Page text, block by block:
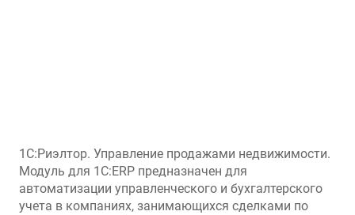
1С:Риэлтор. Управление продажами недвижимости.
Модуль для 1С:ERP предназначен для
автоматизации управленческого и бухгалтерского
учета в компаниях, занимающихся сделками по